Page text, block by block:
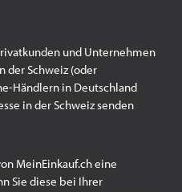
und Unternehmen
der Schweiz (oder
Händlern in Deutschland
in der Schweiz senden
MeinEinkauf.ch eine
Sie diese bei Ihrer